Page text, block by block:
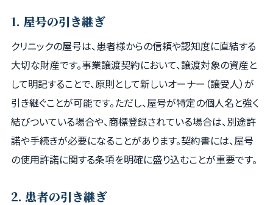
1. 屋号の引き継ぎ
クリニックの屋号は、患者様からの信頼や認知度に直結する
大切な財産です。事業譲渡契約において、譲渡対象の資産と
して明記することで、原則として新しいオーナー（譲受人）が
引き継ぐことが可能です。ただし、屋号が特定の個人名と強く
結びついている場合や、商標登録されている場合は、別途許
諾や手続きが必要になることがあります。契約書には、屋号
の使用許諾に関する条項を明確に盛り込むことが重要です。
2. 患者の引き継ぎ